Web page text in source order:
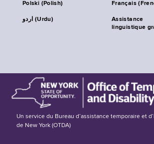
Polski (Polish) Français
اردو (Urdu)
Assistance
linguistique
Un service du Bureau d’assistance temporaire et
de New York (OTDA)